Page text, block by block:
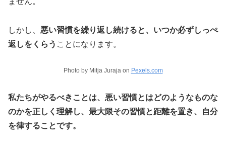
しかし、 悪い習慣を繰り返し続けると、いつか必ずしっぺ
返しをくらう ことになります。
Photo by Mitja Juraja on Pexels.com
私たちがやるべきことは、悪い習慣とはどのようなものな
のかを正しく理解し、最大限その習慣と距離を置き、自分
を律することです。